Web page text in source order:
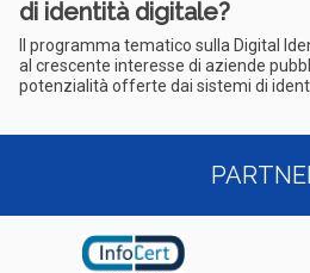
di identità digitale?
Il programma tematico sulla Digital
al crescente interesse di aziende
potenzialità offerte dai sistemi di